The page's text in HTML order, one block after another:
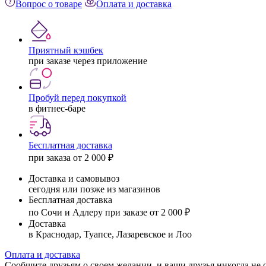
Вопрос о товаре
Оплата и доставка
Приятный кэшбек
при заказе через приложение
Пробуй перед покупкой
в фитнес-баре
Бесплатная доставка
при заказа от 2 000 ₽
Доставка и самовывоз
сегодня или позже из магазинов
Бесплатная доставка
по Сочи и Адлеру при заказе от 2 000 ₽
Доставка
в Краснодар, Туапсе, Лазаревское и Лоо
Оплата и доставка